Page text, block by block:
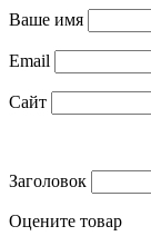
Ваше имя
Email
Сайт
Заголовок
Оцените товар